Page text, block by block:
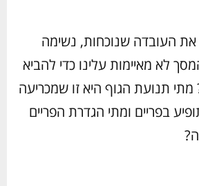
העובדה שנוכחות, נשימה
לא מאיימות עלינו כדי להביא
מתי תנועת הגוף היא זו שמכריעה
בפריים ומתי הגדרת הפריים